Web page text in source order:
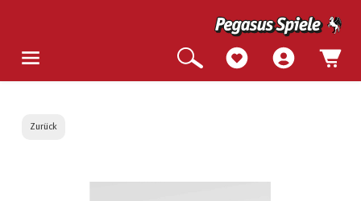
Zurück